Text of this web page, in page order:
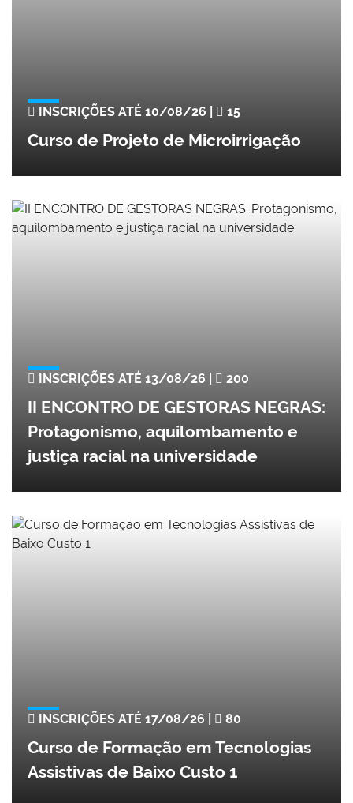
INSCRIÇÕES ATÉ 10/08/26 | 15
Curso de Projeto de Microirrigação
INSCRIÇÕES ATÉ 13/08/26 | 200
II ENCONTRO DE GESTORAS NEGRAS:
Protagonismo, aquilombamento e
justiça racial na universidade
INSCRIÇÕES ATÉ 17/08/26 | 80
Curso de Formação em Tecnologias
Assistivas de Baixo Custo 1